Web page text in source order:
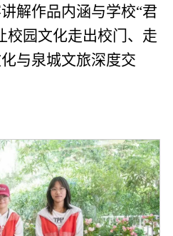
解作品内涵与学校“君
校园文化走出校门、走
与泉城文旅深度交